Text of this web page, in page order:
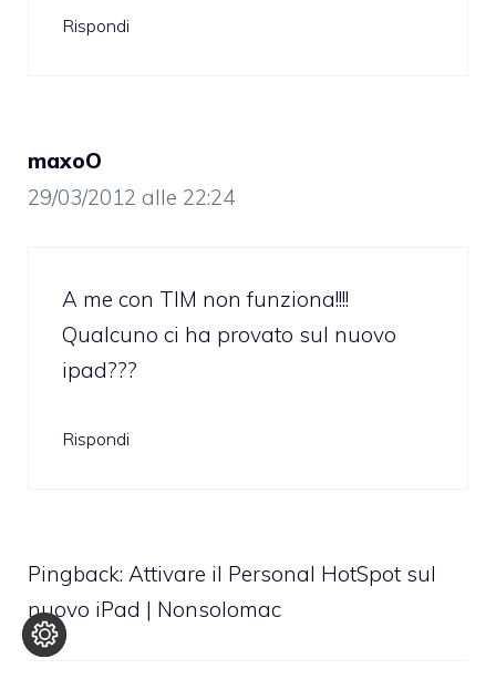
Rispondi
maxoO
29/03/2012 alle 22:24
A me con TIM non funziona!!!!
Qualcuno ci ha provato sul nuovo
ipad???
Rispondi
Pingback: Attivare il Personal HotSpot sul
nuovo iPad | Nonsolomac